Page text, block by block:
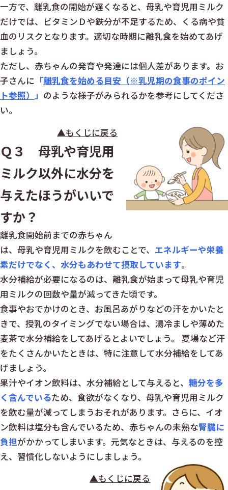
一方で、離乳食の開始が遅くなると、母乳や育児用ミルク
だけでは、ビタミンＤや鉄分が不足するため、くる病や貧
血のリスクとなります。適切な時期に離乳食を始めてあげ
ましょう。
ただし、赤ちゃんの発育や発達には個人差があります。お
子さんに 「離乳食を始める目安（※乳児期の食事のポイン
ト参照） 」 のような様子がみられるかを参考にしてくださ
い。
▲もくじに戻る
Ｑ３ 母乳や育児用
ミルク以外に水分を
与えたほうがいいで
すか？
離乳食開始前までの赤ちゃん
は、母乳や育児用ミルクを飲むことで、 エネルギーや栄養
素だけでなく、水分もあわせて摂取しています。
水分補給が必要になるのは、離乳食が始まって母乳や育児
用ミルクの回数や量が減ってきた頃です。
食事やおでかけのとき、お風呂あがりなどの汗をかいたと
きで、授乳のタイミングでない場合は、湯冷ましや薄めた
麦茶で水分補給をしてあげるとよいでしょう。 夏場など汗
をたくさんかいたときは、特に注意して水分補給をしてあ
げましょう。
果汁やイオン飲料は、水分補給として与えると、 糖分を多
く含んでいるため、食欲がなくなり、母乳や育児用ミルク
を飲む量が減ってしまうおそれがあります。さらに、イオ
ン飲料は塩分も含んでいるため、赤ちゃんの未熟な腎臓に
負担がかかってしまいます。元気なときは、与えるのを控
え、習慣化しないようにしましょう。
▲もくじに戻る